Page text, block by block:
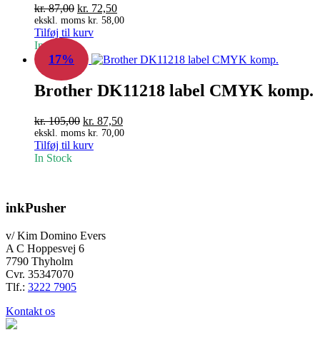
kr.87,00 Den
oprindelige
pris
var:
kr. 87,00.
kr. 72,50Den
aktuelle
kr. 72,50.
ekskl. moms kr. 58,00
Tilføj til kurv
In Stock
17%
Brother DK11218 label CMYK komp.
kr.105,00 Den
oprindelige
pris
kr. 87,50Den
aktuelle
ekskl. moms kr. 70,00
Tilføj til kurv
In Stock
inkPusher
v/ Kim Domino Evers
A C Hoppesvej 6
7790 Thyholm
Cvr. 35347070
Tlf.: 3222 7905
Kontakt os